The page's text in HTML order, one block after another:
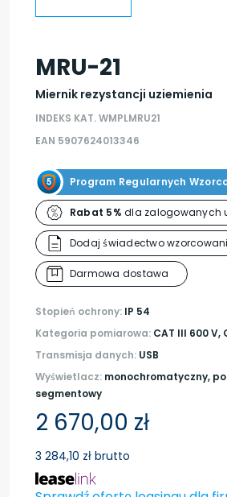
MRU-21
Miernik rezystancji uziemienia
INDEKS KAT. WMPLMRU21
EAN 5907624013346
Program Regularnych
Rabat 5% dla zalogowanych
Dodaj świadectwo
Darmowa dostawa
Stopień ochrony: IP 54
Kategoria pomiarowa: CAT III 600 V,
Transmisja danych: USB
Wyświetlacz: monochromatyczny,
segmentowy
2 670,00 zł
3 284,10 zł brutto